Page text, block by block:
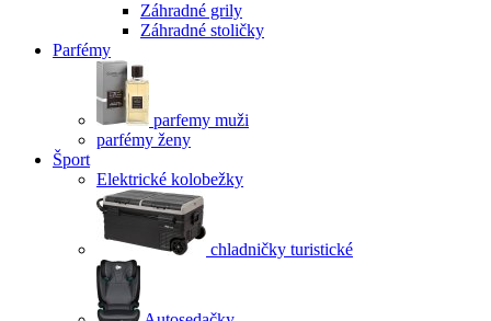
Záhradné grily
Záhradné stoličky
Parfémy
parfemy muži
parfémy ženy
Šport
Elektrické kolobežky
chladničky turistické